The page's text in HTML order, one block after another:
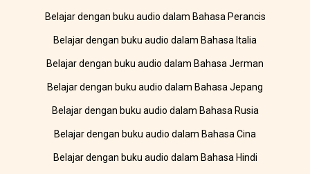
Belajar dengan buku audio dalam Bahasa Perancis
Belajar dengan buku audio dalam Bahasa Italia
Belajar dengan buku audio dalam Bahasa Jerman
Belajar dengan buku audio dalam Bahasa Jepang
Belajar dengan buku audio dalam Bahasa Rusia
Belajar dengan buku audio dalam Bahasa Cina
Belajar dengan buku audio dalam Bahasa Hindi